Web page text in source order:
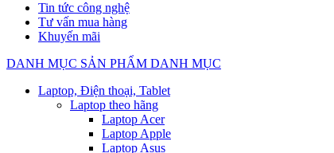
Tin tức công nghệ
Tư vấn mua hàng
Khuyến mãi
DANH MỤC SẢN PHẨM DANH MỤC
Laptop, Điện thoại, Tablet
Laptop theo hãng
Laptop Acer
Laptop Apple
Laptop Asus